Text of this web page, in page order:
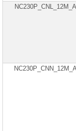
данных
Источники